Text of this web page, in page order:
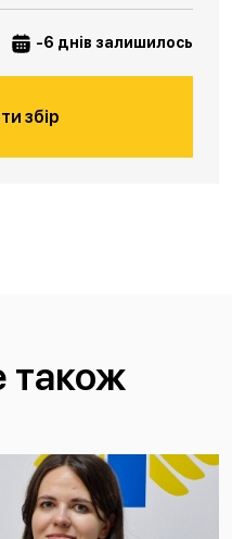
-6 днів залишилось
збір
також